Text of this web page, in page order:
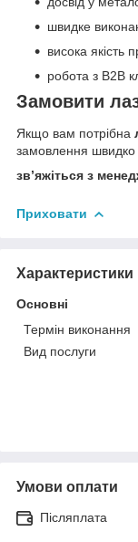
швидке
висока якість
робота з B2B
Замовити
Якщо вам потрібна
замовлення швидко
зв’яжіться з
Приховати
Характеристики
Основні
Термін виконання
Вид послуги
Умови оплати
Післяплата